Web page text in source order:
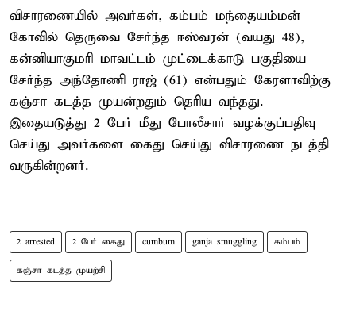
விசாரணையில் அவர்கள், கம்பம் மந்தையம்மன்
கோவில் தெருவை சேர்ந்த ஈஸ்வரன் (வயது 48),
கன்னியாகுமரி மாவட்டம் முட்டைக்காடு பகுதியை
சேர்ந்த அந்தோணி ராஜ் (61) என்பதும் கேரளாவிற்கு
கஞ்சா கடத்த முயன்றதும் தெரிய வந்தது.
இதையடுத்து 2 பேர் மீது போலீசார் வழக்குப்பதிவு
செய்து அவர்களை கைது செய்து விசாரணை நடத்தி
வருகின்றனர்.
2 arrested 2 பேர் கைது cumbum ganja smuggling கம்பம்
கஞ்சா கடத்த முயற்சி